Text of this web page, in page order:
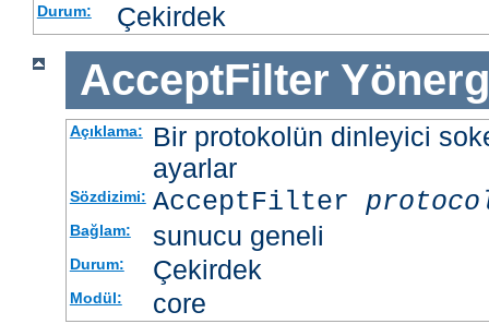
Durum: Çekirdek
AcceptFilter
Açıklama:
Bir protokolün dinleyici
ayarlar
Sözdizimi: AcceptFilter
Bağlam: sunucu geneli
Durum: Çekirdek
Modül: core